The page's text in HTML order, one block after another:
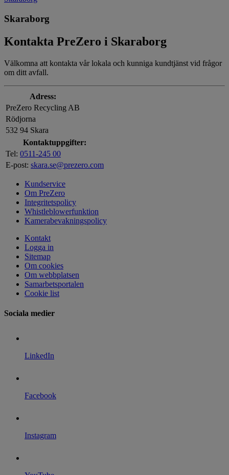
Skaraborg
Kontakta PreZero i Skaraborg
Välkomna att kontakta vår lokala och kunniga kundtjänst vid frågor
om ditt avfall.
Adress:
PreZero Recycling AB
Rödjorna
532 94 Skara
Kontaktuppgifter:
Tel: 0511-245 00
E-post: skara.se@prezero.com
Kundservice
Om PreZero
Integritetspolicy
Whistleblowerfunktion
Kamerabevakningspolicy
Kontakt
Logga in
Sitemap
Om cookies
Om webbplatsen
Samarbetsportalen
Cookie list
Sociala medier
LinkedIn
Facebook
Instagram